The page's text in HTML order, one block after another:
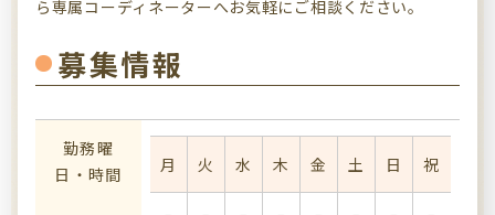
ら専属コーディネーターへお気軽にご相談ください。
募集情報
勤務曜
日・時間
月 火 水 木 金 土 日 祝